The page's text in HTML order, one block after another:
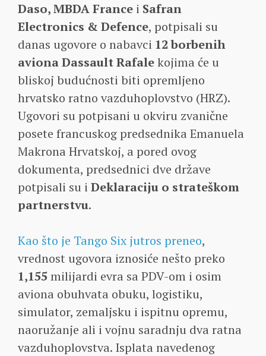
Daso, MBDA France i Safran
Electronics & Defence, potpisali su
danas ugovore o nabavci 12 borbenih
aviona Dassault Rafalekojima će u
bliskoj budućnosti biti opremljeno
hrvatsko ratno vazduhoplovstvo (HRZ).
Ugovori su potpisani u okviru zvanične
posete francuskog predsednika Emanuela
Makrona Hrvatskoj, a pored ovog
dokumenta, predsednici dve države
potpisali su i Deklaraciju o strateškom
partnerstvu.
Kao što je Tango Six jutros preneo,
vrednost ugovora iznosiće nešto preko
1,155 milijardi evra sa PDV-om i osim
aviona obuhvata obuku, logistiku,
simulator, zemaljsku i ispitnu opremu,
naoružanje ali i vojnu saradnju dva ratna
vazduhoplovstva. Isplata navedenog